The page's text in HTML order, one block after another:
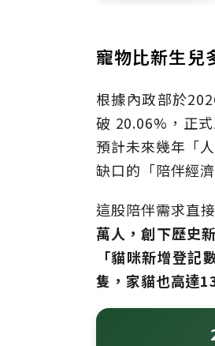
寵物比新生兒
根據內政部於
破 20.06%，正
預計未來幾年「
缺口的「陪伴經
這股陪伴需求直
萬人，創下歷史
「貓咪新增登
隻，家貓也高達